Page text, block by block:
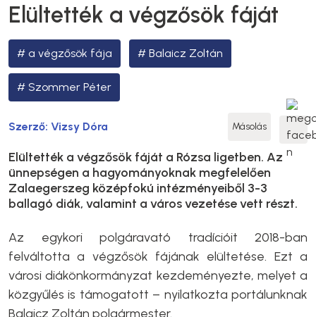
Elültették a végzősök fáját
a végzősök fája Balaicz Zoltán
Szommer Péter
Szerző: Vizsy Dóra Másolás
Elültették a végzősök fáját a Rózsa ligetben. Az
ünnepségen a hagyományoknak megfelelően
Zalaegerszeg középfokú intézményeiből 3-3
ballagó diák, valamint a város vezetése vett részt.
Az egykori polgáravató tradícióit 2018-ban
felváltotta a végzősök fájának elültetése. Ezt a
városi diákönkormányzat kezdeményezte, melyet a
közgyűlés is támogatott – nyilatkozta portálunknak
Balaicz Zoltán polgármester.